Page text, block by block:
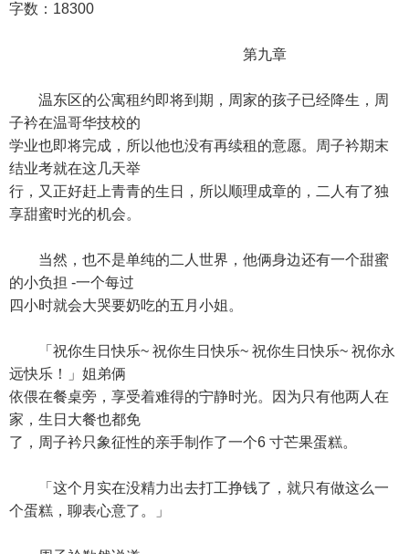
字数：18300
第九章
温东区的公寓租约即将到期，周家的孩子已经降生，周
子衿在温哥华技校的
学业也即将完成，所以他也没有再续租的意愿。周子衿期末
结业考就在这几天举
行，又正好赶上青青的生日，所以顺理成章的，二人有了独
享甜蜜时光的机会。
当然，也不是单纯的二人世界，他俩身边还有一个甜蜜
的小负担 -一个每过
四小时就会大哭要奶吃的五月小姐。
「祝你生日快乐~ 祝你生日快乐~ 祝你生日快乐~ 祝你永
远快乐！」姐弟俩
依偎在餐桌旁，享受着难得的宁静时光。因为只有他两人在
家，生日大餐也都免
了，周子衿只象征性的亲手制作了一个6 寸芒果蛋糕。
「这个月实在没精力出去打工挣钱了，就只有做这么一
个蛋糕，聊表心意了。」